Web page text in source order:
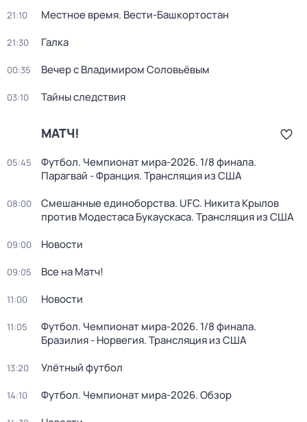
21:10 Местное время. Вести-Башкортостан
21:30 Галка
00:35 Вечер с Владимиром Соловьёвым
03:10 Тайны следствия
МАТЧ!
05:45
Футбол. Чемпионат мира-2026. 1/8 финала.
Парагвай - Франция. Трансляция из США
08:00
Смешанные единоборства. UFC. Никита Крылов
против Модестаса Букаускаса. Трансляция из США
09:00 Новости
09:05 Все на Матч!
11:00 Новости
11:05
Футбол. Чемпионат мира-2026. 1/8 финала.
Бразилия - Норвегия. Трансляция из США
13:20 Улётный футбол
14:10 Футбол. Чемпионат мира-2026. Обзор